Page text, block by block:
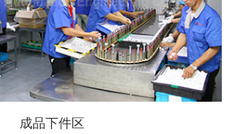
成品下件区